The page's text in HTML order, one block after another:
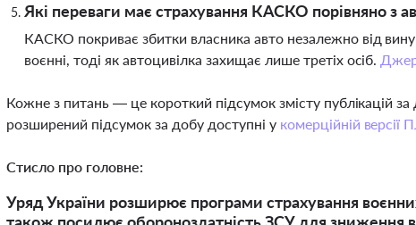
Які переваги має страхування КАСКО порівняно з
КАСКО покриває збитки власника авто незалежно від
воєнні, тоді як автоцивілка захищає лише третіх осіб.
Кожне з питань — це короткий підсумок змісту публікацій
розширений підсумок за добу доступні у комерційній
Стисло про головне:
Уряд України розширює програми страхування